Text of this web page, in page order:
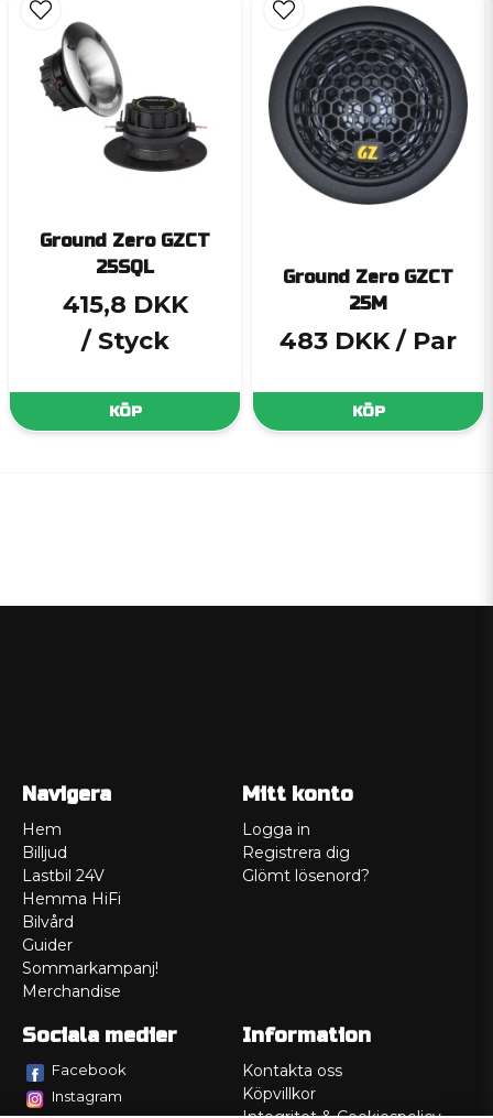
Ground Zero GZCT
25SQL
415,8 DKK
/ Styck
KÖP
Ground Zero GZCT
25M
483 DKK / Par
KÖP
Navigera
Hem
Billjud
Lastbil 24V
Hemma HiFi
Bilvård
Guider
Sommarkampanj!
Merchandise
Mitt konto
Logga in
Registrera dig
Glömt lösenord?
Sociala medier
Facebook
Instagram
Information
Kontakta oss
Köpvillkor